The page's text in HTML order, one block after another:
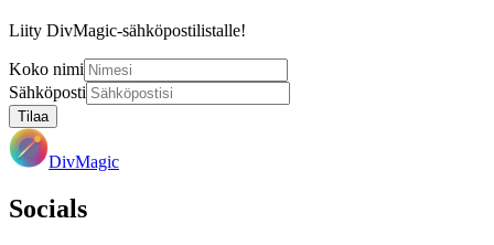
Liity DivMagic-sähköpostilistalle!
Koko nimi
Sähköposti
Tilaa
DivMagic
Socials